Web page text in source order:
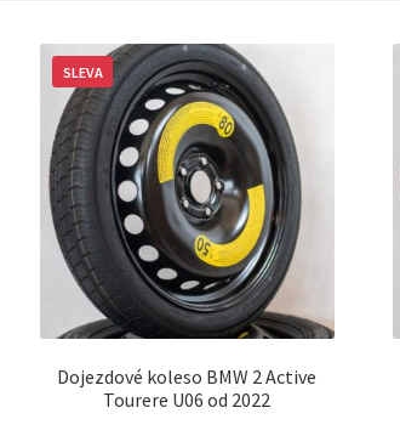
Dojezdové koleso BMW 2 Active
Tourere U06 od 2022
SLEVA